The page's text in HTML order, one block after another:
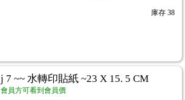
庫存 38
j 7 ~~ 水轉印貼紙 ~23 X 15. 5 CM
會員方可看到會員價